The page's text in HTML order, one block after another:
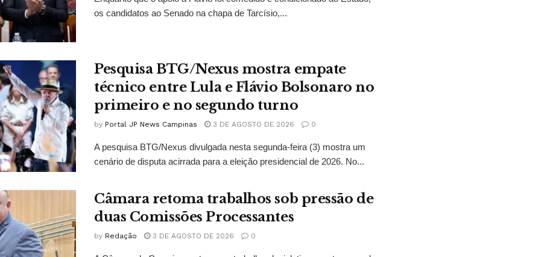
os candidatos ao Senado na chapa de Tarcísio,...
Pesquisa BTG/Nexus mostra empate
técnico entre Lula e Flávio Bolsonaro no
primeiro e no segundo turno
by Portal JP News Campinas 3 DE AGOSTO DE 2026 0
A pesquisa BTG/Nexus divulgada nesta segunda-feira (3) mostra um
cenário de disputa acirrada para a eleição presidencial de 2026. No...
Câmara retoma trabalhos sob pressão de
duas Comissões Processantes
by Redação 3 DE AGOSTO DE 2026 0